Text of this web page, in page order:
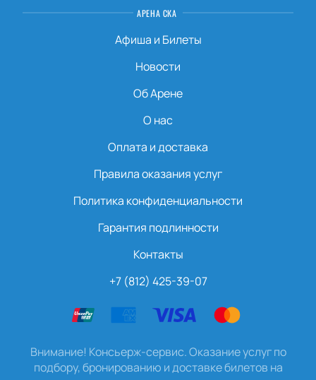
АРЕНА СКА
Афиша и Билеты
Новости
Об Арене
О нас
Оплата и доставка
Правила оказания услуг
Политика конфиденциальности
Гарантия подлинности
Контакты
+7 (812) 425-39-07
Внимание! Консьерж-сервис. Оказание услуг по
подбору, бронированию и доставке билетов на